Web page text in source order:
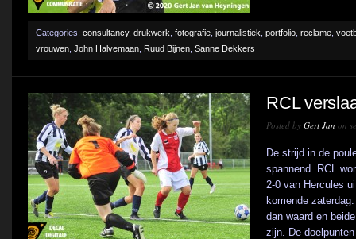
Categories: consultancy, drukwerk fotografie journalistiek portfolio reclame
vrouwen John Halvemaan Ruud Bijnen Sanne Dekkers
RCL
Posted by Gert Jan on
De strijd in de
spannend. RCL
2-0 van Hercules
komende
dan waard en
zijn. De